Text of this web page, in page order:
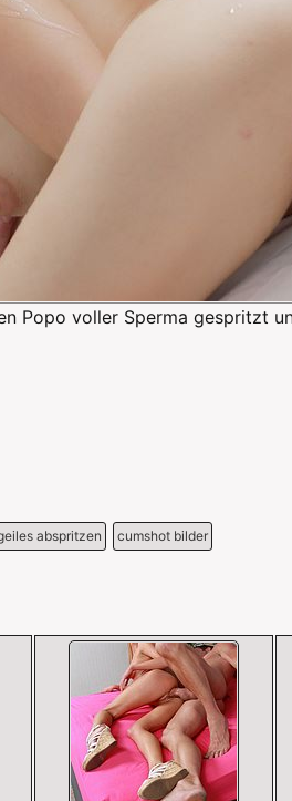
Popo voller Sperma gespritzt
abspritzen cumshot bilder